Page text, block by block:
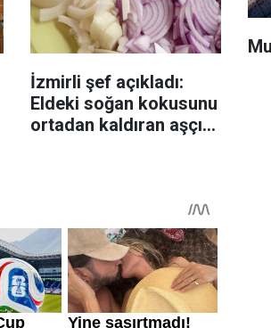
İzmirli şef açıkladı:
Eldeki soğan kokusunu
ortadan kaldıran aşçı